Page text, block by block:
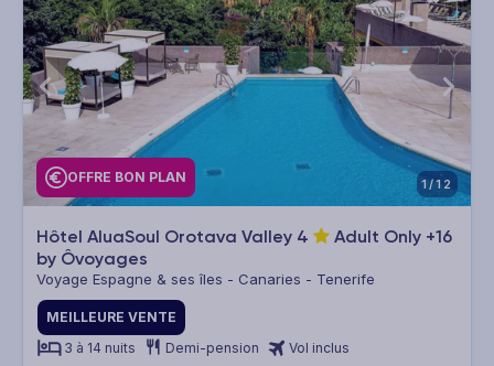
OFFRE BON PLAN 1/12
Hôtel AluaSoul Orotava Valley 4
Adult Only +16
by Ôvoyages
Voyage Espagne & ses îles - Canaries - Tenerife
MEILLEURE VENTE
3 à 14 nuits
Demi-pension Vol inclus